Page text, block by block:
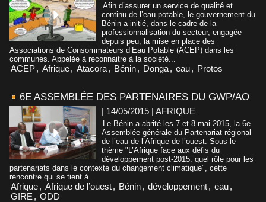
Afin d’assurer un service de qualité et
continu de l’eau potable, le gouvernement du
Bénin a initié, dans le cadre de la
professionnalisation du secteur, engagée
depuis peu, la mise en place des
Associations de Consommateurs d’Eau Potable (ACEP) dans les
communes. Appelée à reconnaitre à la société...
ACEP, Afrique, Atacora, Bénin, Donga, eau, Protos
6E ASSEMBLÉE DES PARTENAIRES DU GWP/AO
| 14/05/2015 | AFRIQUE
Le Bénin a abrité les 7 et 8 mai 2015, la 6e
Assemblée générale du Partenariat régional
de l’eau de l’Afrique de l’ouest. Sous le
thème "L’Afrique face aux défis du
développement post-2015: quel rôle pour les
partenariats dans le contexte du changement climatique", cette
rencontre qui se tient à...
Afrique, Afrique de l’ouest, Bénin, développement, eau,
GIRE , ODD